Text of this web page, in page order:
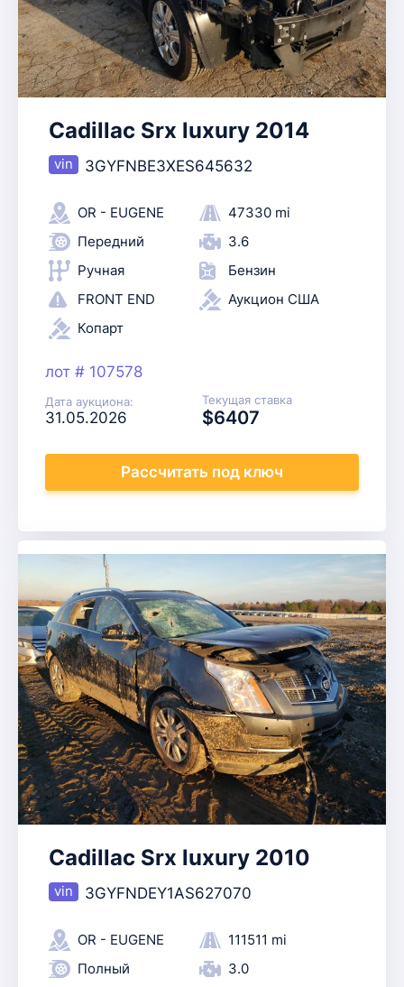
Cadillac Srx luxury 2014
3GYFNBE3XES645632
OR - EUGENE
47330 mi
Передний
3.6
Ручная
Бензин
FRONT END
Аукцион США
Копарт
лот # 107578
Дата аукциона:
31.05.2026
Текущая ставка
$6407
Рассчитать под ключ
Cadillac Srx luxury 2010
3GYFNDEY1AS627070
OR - EUGENE
111511 mi
Полный
3.0